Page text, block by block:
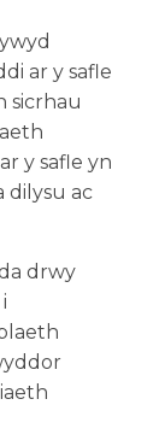
ar y safle
sicrhau
y safle yn
dilysu ac
drwy